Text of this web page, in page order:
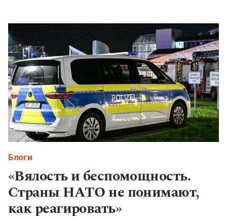
Блоги
«Вялость и беспомощность.
Страны НАТО не понимают,
как реагировать»